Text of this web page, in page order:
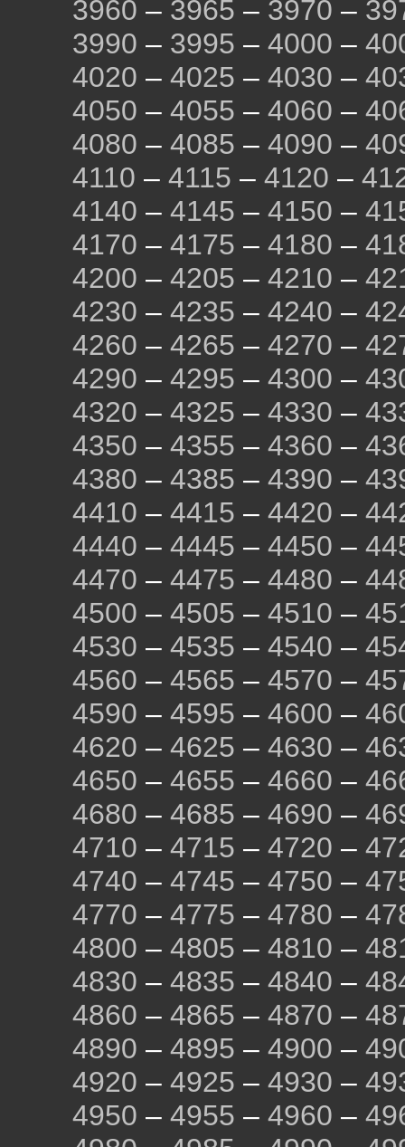
3960 – 3965 – 3970 –
3990 – 3995 – 4000 –
4020 – 4025 – 4030 –
4050 – 4055 – 4060 –
4080 – 4085 – 4090 –
4110 – 4115 – 4120 –
4140 – 4145 – 4150 –
4170 – 4175 – 4180 –
4200 – 4205 – 4210 –
4230 – 4235 – 4240 –
4260 – 4265 – 4270 –
4290 – 4295 – 4300 –
4320 – 4325 – 4330 –
4350 – 4355 – 4360 –
4380 – 4385 – 4390 –
4410 – 4415 – 4420 –
4440 – 4445 – 4450 –
4470 – 4475 – 4480 –
4500 – 4505 – 4510 –
4530 – 4535 – 4540 –
4560 – 4565 – 4570 –
4590 – 4595 – 4600 –
4620 – 4625 – 4630 –
4650 – 4655 – 4660 –
4680 – 4685 – 4690 –
4710 – 4715 – 4720 –
4740 – 4745 – 4750 –
4770 – 4775 – 4780 –
4800 – 4805 – 4810 –
4830 – 4835 – 4840 –
4860 – 4865 – 4870 –
4890 – 4895 – 4900 –
4920 – 4925 – 4930 –
4950 – 4955 – 4960 –